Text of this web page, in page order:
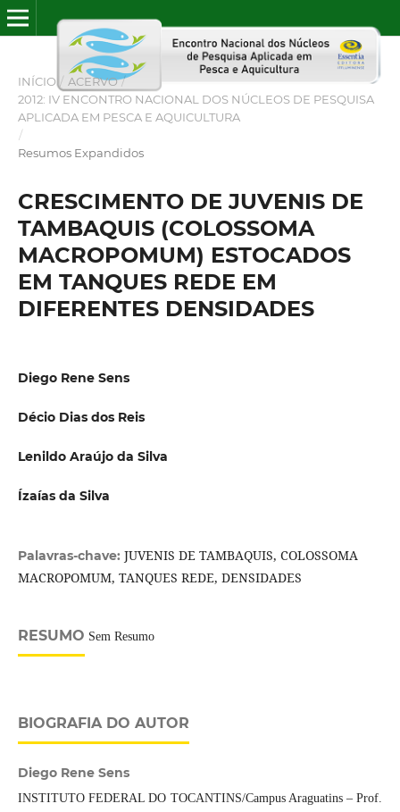
INÍCIO / ACERVO /
2012: IV ENCONTRO NACIONAL DOS NÚCLEOS DE PESQUISA
APLICADA EM PESCA E AQUICULTURA
/
Resumos Expandidos
CRESCIMENTO DE JUVENIS DE
TAMBAQUIS (COLOSSOMA
MACROPOMUM) ESTOCADOS
EM TANQUES REDE EM
DIFERENTES DENSIDADES
Diego Rene Sens
Décio Dias dos Reis
Lenildo Araújo da Silva
Ízaías da Silva
Palavras-chave: JUVENIS DE TAMBAQUIS, COLOSSOMA
MACROPOMUM, TANQUES REDE, DENSIDADES
RESUMO Sem Resumo
BIOGRAFIA DO AUTOR
Diego Rene Sens
INSTITUTO FEDERAL DO TOCANTINS/Campus Araguatins – Prof.